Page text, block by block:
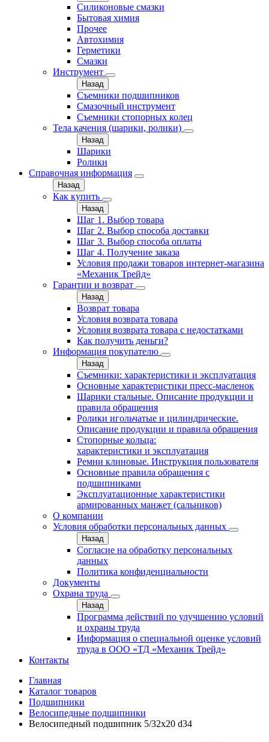
Силиконовые смазки
Бытовая химия
Прочее
Автохимия
Герметики
Смазки
Инструмент
Назад
Съемники подшипников
Смазочный инструмент
Съемники стопорных колец
Тела качения (шарики, ролики)
Назад
Шарики
Ролики
Справочная информация
Назад
Как купить
Назад
Шаг 1. Выбор товара
Шаг 2. Выбор способа доставки
Шаг 3. Выбор способа оплаты
Шаг 4. Получение заказа
Условия продажи товаров интернет-магазина
«Механик Трейд»
Гарантии и возврат
Назад
Возврат товара
Условия возврата товара
Условия возврата товара с недостатками
Как получить деньги?
Информация покупателю
Назад
Съемники: характеристики и эксплуатация
Основные характеристики пресс‑масленок
Шарики стальные. Описание продукции и
правила обращения
Ролики игольчатые и цилиндрические.
Описание продукции и правила обращения
Стопорные кольца:
характеристики и эксплуатация
Ремни клиновые. Инструкция пользователя
Основные правила обращения с
подшипниками
Эксплуатационные характеристики
армированных манжет (сальников)
О компании
Условия обработки персональных данных
Назад
Согласие на обработку персональных
данных
Политика конфиденциальности
Документы
Охрана труда
Назад
Программа действий по улучшению условий
и охраны труда
Информация о специальной оценке условий
труда в ООО «ТД «Механик Трейд»
Контакты
Главная
Каталог товаров
Подшипники
Велосипедные подшипники
Велосипедный подшипник 5/32х20 d34